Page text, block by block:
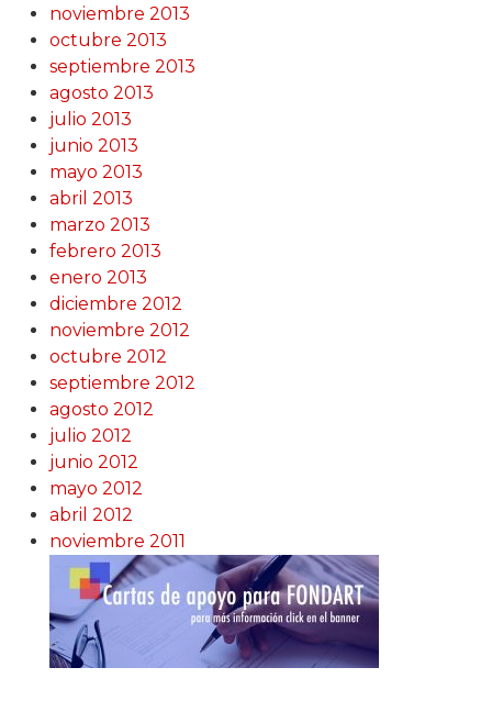
noviembre 2013
octubre 2013
septiembre 2013
agosto 2013
julio 2013
junio 2013
mayo 2013
abril 2013
marzo 2013
febrero 2013
enero 2013
diciembre 2012
noviembre 2012
octubre 2012
septiembre 2012
agosto 2012
julio 2012
junio 2012
mayo 2012
abril 2012
noviembre 2011